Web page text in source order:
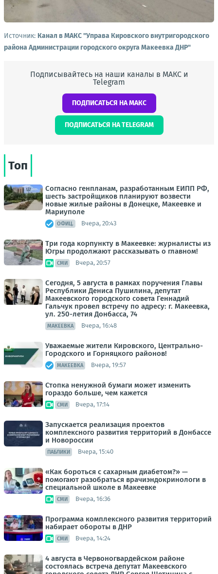
Источник: Канал в МАКС "Управа Кировского внутригородского
района Администрации городского округа Макеевка ДНР"
Подписывайтесь на наши каналы в МАКС и
Telegram
ПОДПИСАТЬСЯ НА МАКС
ПОДПИСАТЬСЯ НА TELEGRAM
Топ
Согласно генпланам, разработанным ЕИПП РФ,
шесть застройщиков планируют возвести
новые жилые районы в Донецке, Макеевке и
Мариуполе
ОФИЦ. Вчера, 20:43
Три года корпункту в Макеевке: журналисты из
Югры продолжают рассказывать о главном!
СМИ Вчера, 20:57
Сегодня, 5 августа в рамках поручения Главы
Республики Дениса Пушилина, депутат
Макеевского городского совета Геннадий
Гальчук провел встречу по адресу: г. Макеевка,
ул. 250-летия Донбасса, 74
МАКЕЕВКА Вчера, 16:48
Уважаемые жители Кировского, Центрально-
Городского и Горняцкого районов!
МАКЕЕВКА Вчера, 19:57
Стопка ненужной бумаги может изменить
гораздо больше, чем кажется
СМИ Вчера, 17:14
Запускается реализация проектов
комплексного развития территорий в Донбассе
и Новороссии
ПАБЛИКИ Вчера, 15:40
«Как бороться с сахарным диабетом?» —
помогают разобраться врачиэндокринологи в
специальной школе в Макеевке
СМИ Вчера, 16:36
Программа комплексного развития территорий
набирает обороты в ДНР
СМИ Вчера, 14:24
4 августа в Червоногвардейском районе
состоялась встреча депутат Макеевского